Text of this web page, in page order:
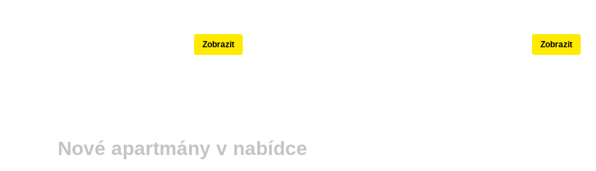
Zobrazit Zobrazit
Nové apartmány v nabídce